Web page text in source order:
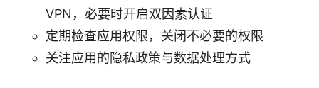
VPN，必要时开启双因素认证
定期检查应用权限，关闭不必要的权限
关注应用的隐私政策与数据处理方式